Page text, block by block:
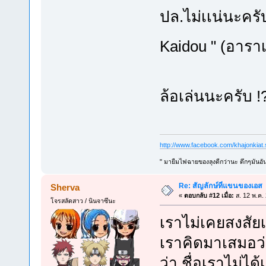
ปล.ไม่เเน่นะค
Kaidou " (อาร
ล้อเล่นนะครับ
http://www.facebook.com/
" มายืมไฟฉายของลุงดีกว่านะ ดึกๆมันอั
Sherva
โจรสลัดสาว / นินจาซึนะ
Re: สัญลักษ์ที่แขนของเอส
« ตอบกลับ #12 เมื่อ: ส. 12 พ.ค.
เราไม่เคยสงสั
เราคิดมาเสม